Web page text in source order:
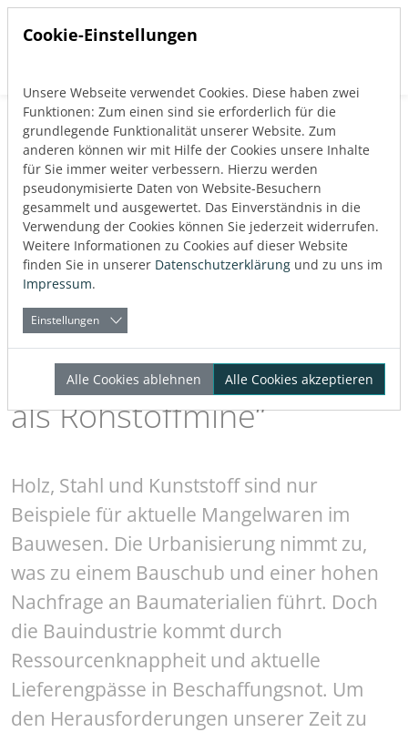
Direkt zur Hauptnavigation springen
Direkt zum Inhalt springen
Zurück zum Blog
Duurzaamheid
Nachhaltigkeit
Veröffentlicht:29.09.2021
Über den Autor
Nele Kistner-Bahr
LINEAR Marketing
Urban Mining – „Die Stadt
als Rohstoffmine“
Holz, Stahl und Kunststoff sind nur
Beispiele für aktuelle Mangelwaren im
Bauwesen. Die Urbanisierung nimmt zu,
was zu einem Bauschub und einer hohen
Nachfrage an Baumaterialien führt. Doch
die Bauindustrie kommt durch
Ressourcenknappheit und aktuelle
Lieferengpässe in Beschaffungsnot. Um
den Herausforderungen unserer Zeit zu
Cookie-Einstellungen
Unsere Webseite verwendet Cookies. Diese haben zwei
Funktionen: Zum einen sind sie erforderlich für die
grundlegende Funktionalität unserer Website. Zum
anderen können wir mit Hilfe der Cookies unsere Inhalte
für Sie immer weiter verbessern. Hierzu werden
pseudonymisierte Daten von Website-Besuchern
gesammelt und ausgewertet. Das Einverständnis in die
Verwendung der Cookies können Sie jederzeit widerrufen.
Weitere Informationen zu Cookies auf dieser Website
finden Sie in unserer Datenschutzerklärung und zu uns im
Impressum.
Einstellungen
Alle Cookies ablehnen Alle Cookies akzeptieren